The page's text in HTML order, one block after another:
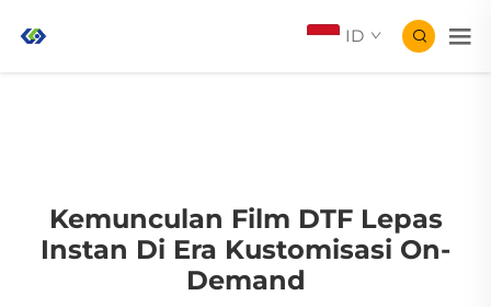
ID
Kemunculan Film DTF Lepas
Instan Di Era Kustomisasi On-
Demand